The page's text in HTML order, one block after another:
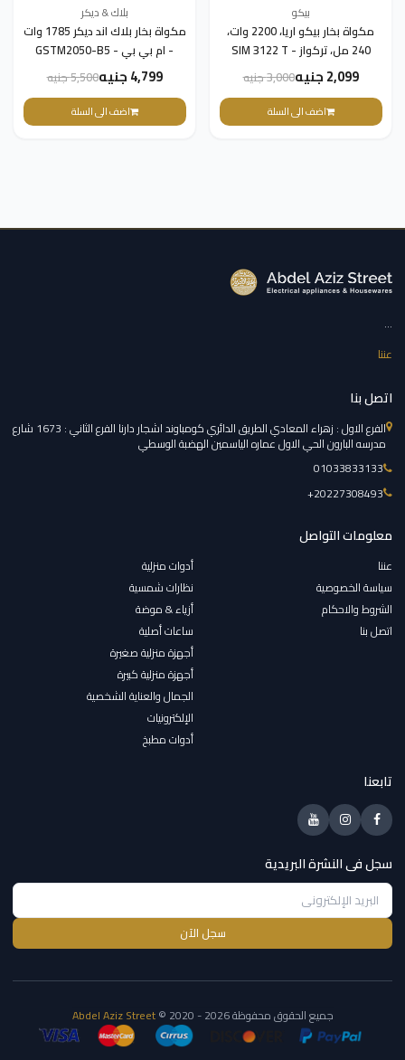
بيكو
مكواة بخار بيكو اريا، 2200 وات،
240 مل، تركواز - SIM 3122 T
2,099 جنيه 3,000 جنيه
اضف الى السلة
بلاك & ديكر
مكواة بخار بلاك اند ديكر 1785 وات
- ام بي بي - GSTM2050-B5
4,799 جنيه 5,500 جنيه
اضف الى السلة
...
عننا
اتصل بنا
الفرع الاول : زهراء المعادي الطريق الدائري كومباوند اشجار دارنا الفرع الثاني : 1673 شارع
مدرسه البارون الحي الاول عماره الياسمين الهضبة الوسطي
01033833133
‎+20227308493
معلومات التواصل
عننا
سياسة الخصوصية
الشروط والاحكام
اتصل بنا
أدوات منزلية
نظارات شمسية
أزياء & موضة
ساعات أصلية
أجهزة منزلية صغيرة
أجهزة منزلية كبيرة
الجمال والعناية الشخصية
الإلكترونيات
أدوات مطبخ
تابعنا
سجل فى النشرة البريدية
سجل الآن
جميع الحقوق محفوظة Abdel Aziz Street© 2020 - 2026